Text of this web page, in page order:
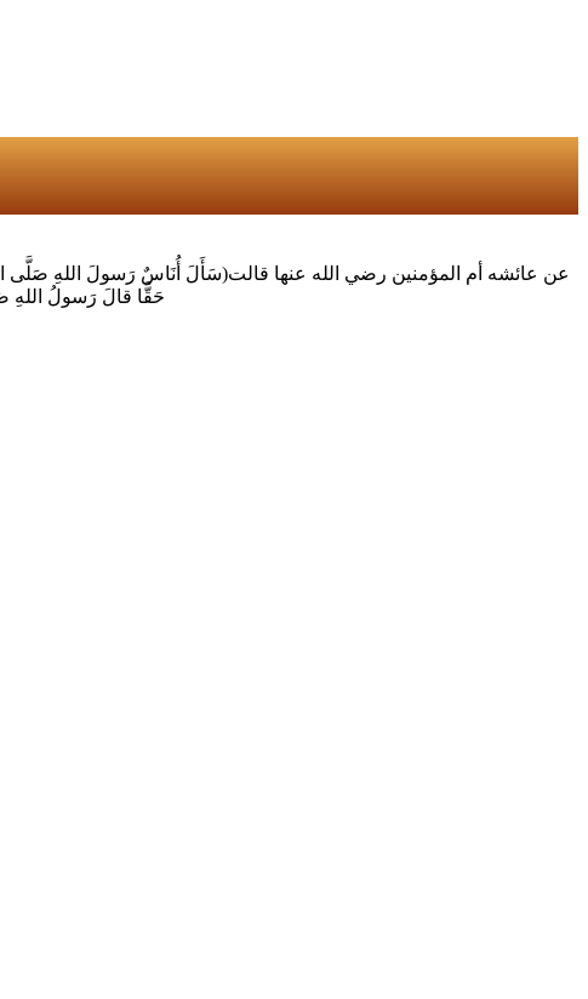
عن عائشه أم المؤمنين رضي الله عنها قالت(سَأَلَ أُنَاسٌ رَسولَ اللهِ صَلَّى
حَقًّا قالَ رَسولُ اللهِ